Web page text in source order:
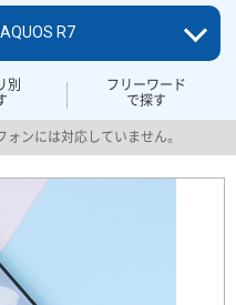
別
フリーワード
で探す
AQUOS R7
ンには対応していません。